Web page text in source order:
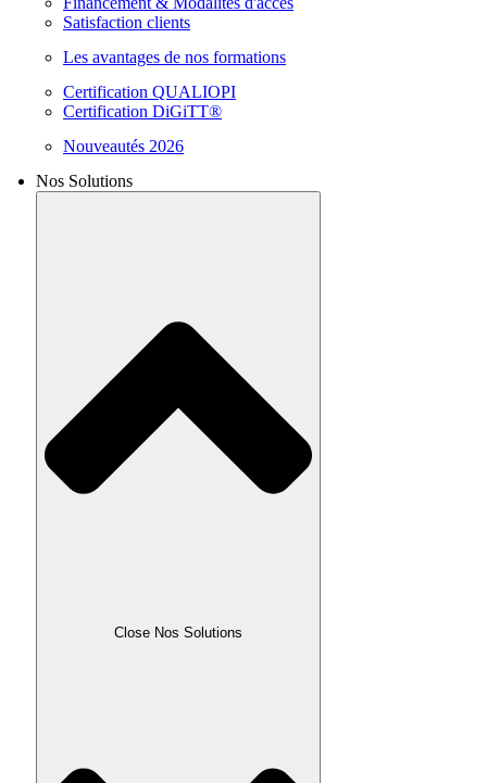
Satisfaction clients
Les avantages de nos formations
Certification QUALIOPI
Certification DiGiTT®
Nouveautés 2026
Nos Solutions
Close Nos Solutions